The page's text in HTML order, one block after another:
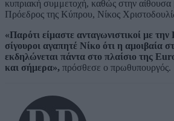
κυπριακή συμμετοχή, καθώς στην αίθουσα
Πρόεδρος της Κύπρου, Νίκος
«Παρότι είμαστε ανταγωνιστικοί με
σίγουροι αγαπητέ Νίκο ότι η αμοιβαία
εκδηλώνεται πάντα στο πλαίσιο της
και σήμερα», πρόσθεσε ο πρωθυπουργός.